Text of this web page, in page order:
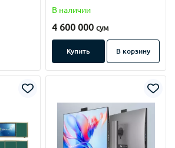
(114х360см)
В наличии
4 600 000 сум
Купить В корзину